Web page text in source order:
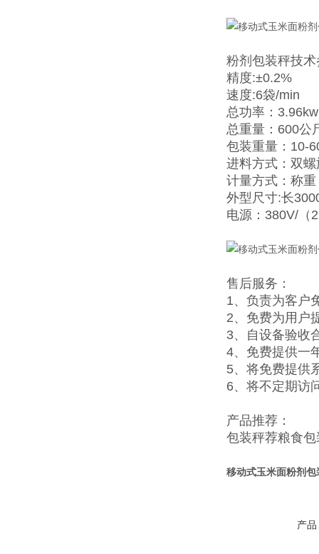
粉剂包装秤技
精度:±0.2%
速度:6袋/min
总功率：
总重量：600公
包装重量：10-
进料方式：双
计量方式：称
外型尺寸:长
电源：380V/（
售后服务：
1、负责为客户
2、免费为用户
3、自设备验收
4、免费提供一
5、将免费提供
6、将不定期访
产品推荐：
包装秤荐粮食包
移动式玉米面粉剂包
产品